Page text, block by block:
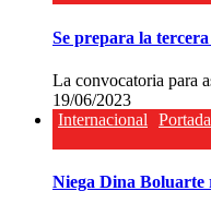
Se prepara la
La convocatoria para
19/06/2023
Internacional
Portada
Niega Dina Boluarte